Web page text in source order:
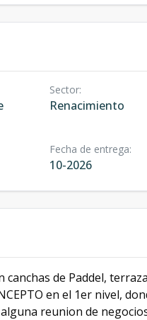
Sector:
Renacimiento
Fecha de entrega:
10-2026
de Paddel, terraza
en el 1er nivel,
reunion de